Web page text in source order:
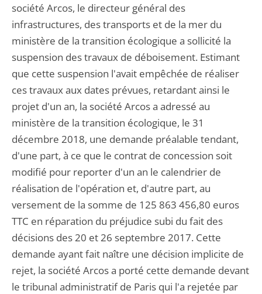
société Arcos, le directeur général des
infrastructures, des transports et de la mer du
ministère de la transition écologique a sollicité la
suspension des travaux de déboisement. Estimant
que cette suspension l'avait empêchée de réaliser
ces travaux aux dates prévues, retardant ainsi le
projet d'un an, la société Arcos a adressé au
ministère de la transition écologique, le 31
décembre 2018, une demande préalable tendant,
d'une part, à ce que le contrat de concession soit
modifié pour reporter d'un an le calendrier de
réalisation de l'opération et, d'autre part, au
versement de la somme de 125 863 456,80 euros
TTC en réparation du préjudice subi du fait des
décisions des 20 et 26 septembre 2017. Cette
demande ayant fait naître une décision implicite de
rejet, la société Arcos a porté cette demande devant
le tribunal administratif de Paris qui l'a rejetée par